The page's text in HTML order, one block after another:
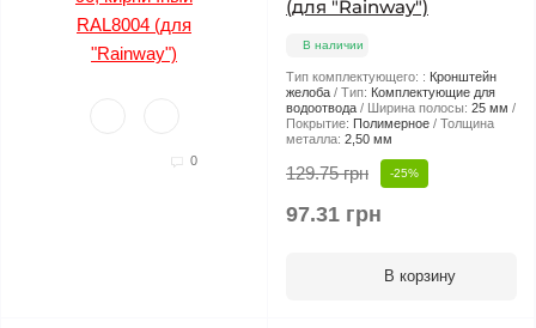
0
(для "Rainway")
В наличии
Тип комплектующего: : Кронштейн
желоба
Тип: Комплектующие для
водоотвода
Ширина полосы: 25 мм
Покрытие: Полимерное
Толщина
металла: 2,50 мм
129.75 грн -25%
97.31 грн
В корзину